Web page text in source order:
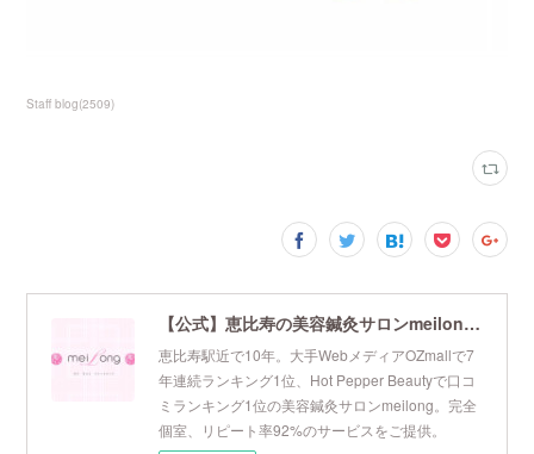
Staff blog(2509)
【公式】恵比寿の美容鍼灸サロンmeilong｜ツボを押さえた針・お灸の治療で美容と健康を叶えます
恵比寿駅近で10年。大手WebメディアOZmallで7
年連続ランキング1位、Hot Pepper Beautyで口コ
ミランキング1位の美容鍼灸サロンmeilong。完全
個室、リピート率92%のサービスをご提供。